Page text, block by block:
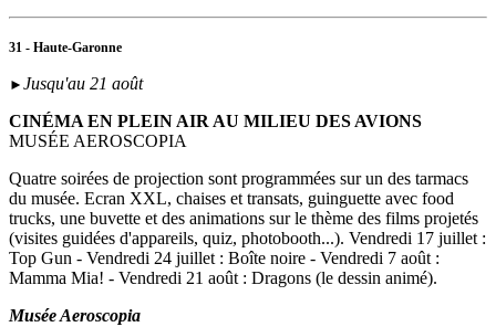
31 - Haute-Garonne
► Jusqu'au 21 août
CINÉMA EN PLEIN AIR AU MILIEU DES AVIONS
MUSÉE AEROSCOPIA
Quatre soirées de projection sont programmées sur un des tarmacs
du musée. Ecran XXL, chaises et transats, guinguette avec food
trucks, une buvette et des animations sur le thème des films projetés
(visites guidées d'appareils, quiz, photobooth...). Vendredi 17 juillet :
Top Gun - Vendredi 24 juillet : Boîte noire - Vendredi 7 août :
Mamma Mia! - Vendredi 21 août : Dragons (le dessin animé).
Musée Aeroscopia